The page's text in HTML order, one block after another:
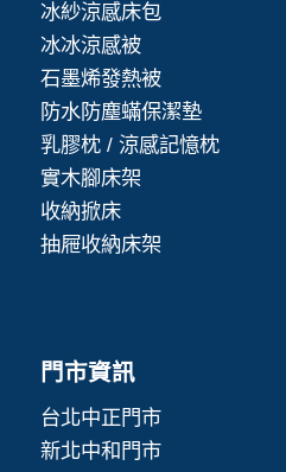
冰紗涼感床包
冰冰涼感被
石墨烯發熱被
防水防塵蟎保潔墊
乳膠枕 / 涼感記憶枕
實木腳床架
收納掀床
抽屜收納床架
門市資訊
台北中正門市
新北中和門市